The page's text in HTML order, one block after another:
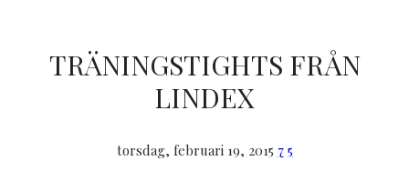
TRÄNINGSTIGHTS FRÅN
LINDEX
torsdag, februari 19, 2015 7 5